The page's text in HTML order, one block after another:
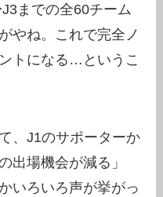
までの全60チーム
やね。これで完全ノ
トになる…というこ
、J1のサポーターか
出場機会が減る」
いろいろ声が挙がっ